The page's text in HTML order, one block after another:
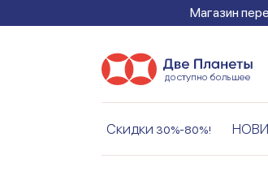
Магазин
Скидки 30%-80%!